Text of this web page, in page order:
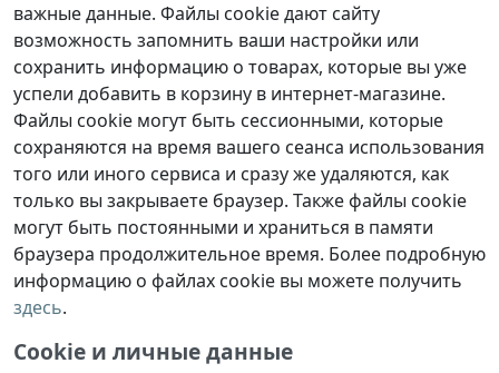
важные данные. Файлы cookie дают сайту
возможность запомнить ваши настройки или
сохранить информацию о товарах, которые вы уже
успели добавить в корзину в интернет-магазине.
Файлы cookie могут быть сессионными, которые
сохраняются на время вашего сеанса использования
того или иного сервиса и сразу же удаляются, как
только вы закрываете браузер. Также файлы cookie
могут быть постоянными и храниться в памяти
браузера продолжительное время. Более подробную
информацию о файлах cookie вы можете получить
здесь.
Cookie и личные данные